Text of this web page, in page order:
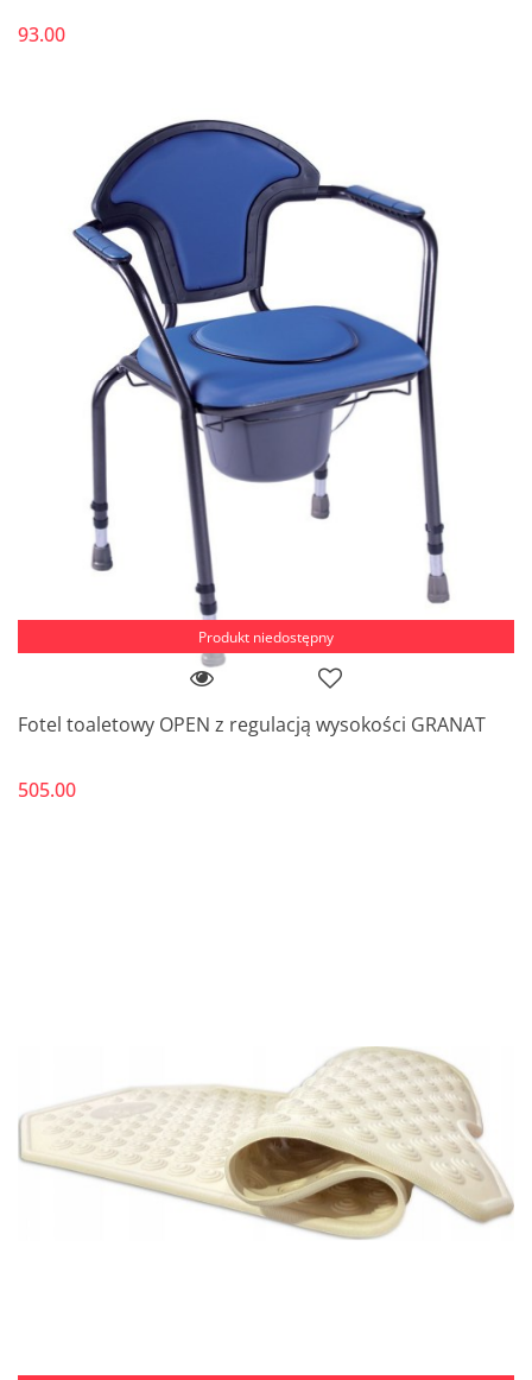
93.00
Produkt niedostępny
Fotel toaletowy OPEN z regulacją wysokości GRANAT
505.00